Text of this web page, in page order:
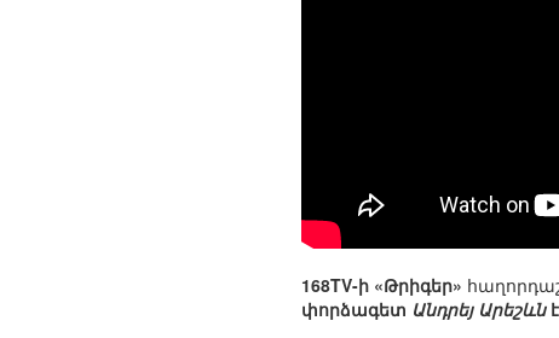
168TV-ի «Թրիգեր»
փորձագետ Անդրեյ Արեշևնէ